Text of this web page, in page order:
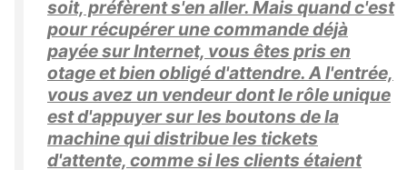
soit, préfèrent s'en aller. Mais quand c'est
pour récupérer une commande déjà
payée sur Internet, vous êtes pris en
otage et bien obligé d'attendre. A l'entrée,
vous avez un vendeur dont le rôle unique
est d'appuyer sur les boutons de la
machine qui distribue les tickets
d'attente, comme si les clients étaient